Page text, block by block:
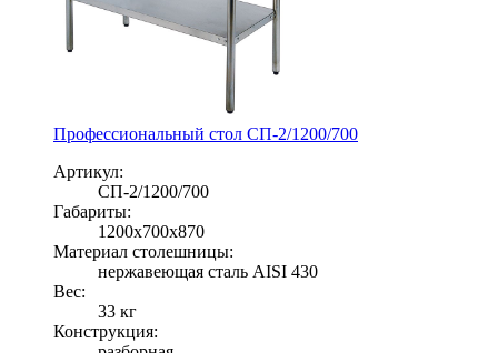
Профессиональный стол СП-2/1200/700
Артикул:
СП-2/1200/700
Габариты:
1200х700х870
Материал столешницы:
нержавеющая сталь AISI 430
Вес:
33 кг
Конструкция: